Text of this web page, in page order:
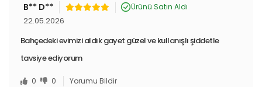
B** D** Ürünü Satın Aldı
22.05.2026
Bahçedeki evimizi aldık gayet güzel ve kullanışlı şiddetle
tavsiye ediyorum
0 0 Yorumu Bildir